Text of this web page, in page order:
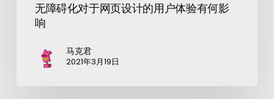
无障碍化对于网页设计的用户体验有何影
响
马克君
2021年3月19日